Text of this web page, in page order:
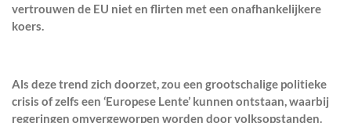
vertrouwen de EU nieten flirten met een onafhankelijkere
koers.
Als deze trend zich doorzet, zou een grootschalige politieke
crisis of zelfs een ‘Europese Lente’ kunnen ontstaan, waarbij
regeringen omvergeworpen worden door volksopstanden.